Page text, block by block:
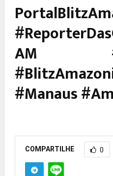
AM
#Manaus
COMPARTILHE 0